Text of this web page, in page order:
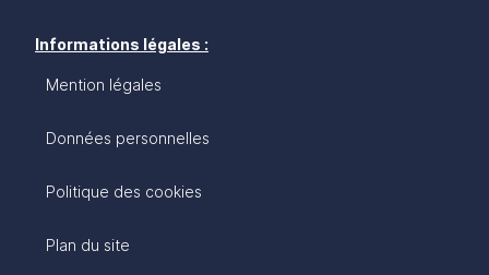
Informations légales :
Mention légales
Données personnelles
Politique des cookies
Plan du site